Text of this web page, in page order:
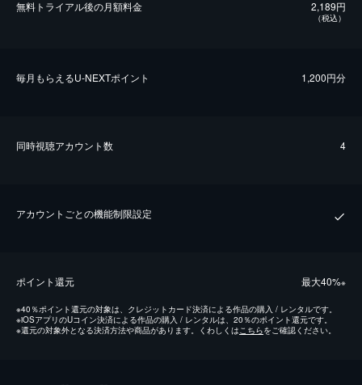
無料トライアル後の⽉額料金 2,189円
（税込）
毎⽉もらえるU-NEXTポイント 1,200円分
同時視聴アカウント数 4
アカウントごとの機能制限設定
ポイント還元 最⼤40%※
※40％ポイント還元の対象は、クレジットカード決済による作品の購入 / レンタルです。
※iOSアプリのUコイン決済による作品の購入 / レンタルは、20％のポイント還元です。
※還元の対象外となる決済方法や商品があります。くわしくは こちらをご確認ください。